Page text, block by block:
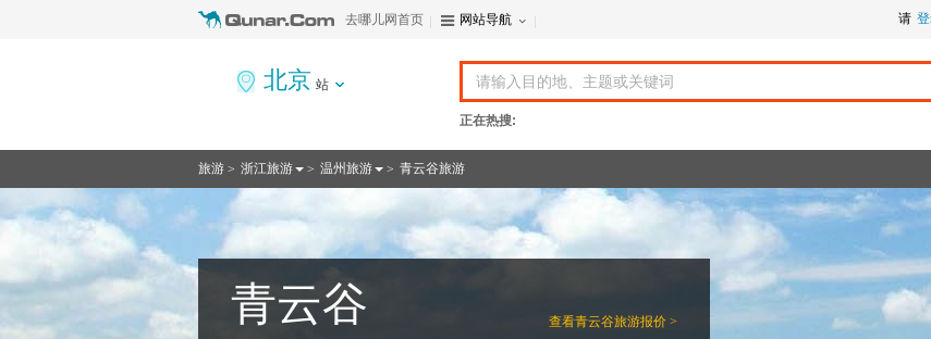
请
去哪儿网首页 网站导航
北京 站
正在热搜:
旅游 > 浙江旅游 > 温州旅游 > 青云谷旅游
查看青云谷旅游报价 >
青云谷